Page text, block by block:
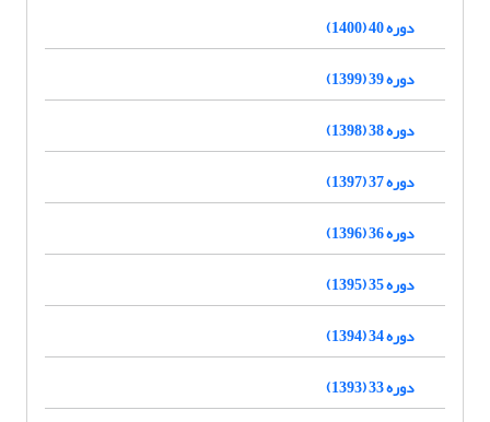
دوره 40 (1400)
دوره 39 (1399)
دوره 38 (1398)
دوره 37 (1397)
دوره 36 (1396)
دوره 35 (1395)
دوره 34 (1394)
دوره 33 (1393)